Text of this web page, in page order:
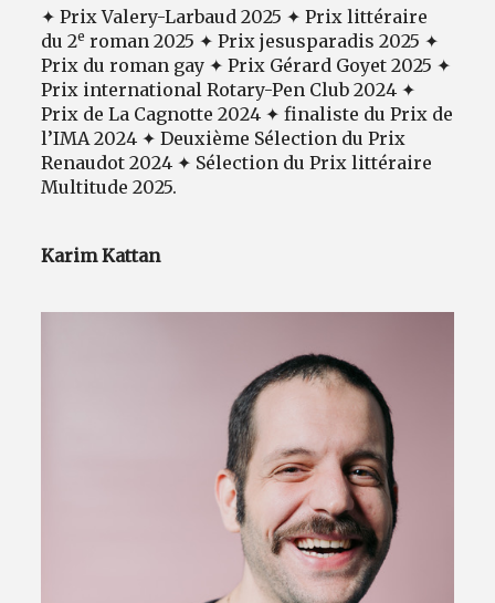
✦ Prix Valery-Larbaud 2025 ✦ Prix littéraire
du 2e roman 2025 ✦ Prix jesusparadis 2025 ✦
Prix du roman gay ✦ Prix Gérard Goyet 2025 ✦
Prix international Rotary-Pen Club 2024 ✦
Prix de La Cagnotte 2024 ✦ finaliste du Prix de
l’IMA 2024 ✦ Deuxième Sélection du Prix
Renaudot 2024 ✦ Sélection du Prix littéraire
Multitude 2025.
Karim Kattan